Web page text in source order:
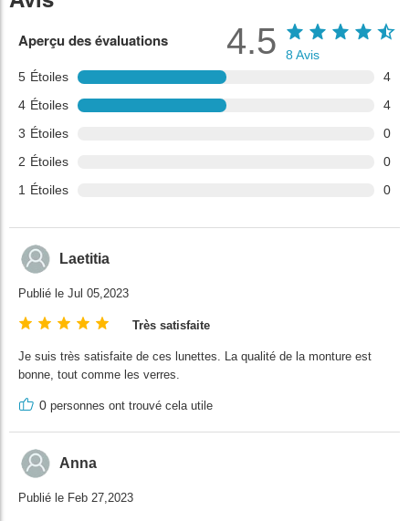
Aperçu des évaluations
5 Étoiles
4
4 Étoiles
4
3 Étoiles
0
2 Étoiles
0
1 Étoiles 0
4.5 8 Avis
Laetitia
Publié le Jul 05,2023
Très satisfaite
Je suis très satisfaite de ces lunettes. La qualité de la monture est
bonne, tout comme les verres.
0 personnes ont trouvé cela utile
Anna
Publié le Feb 27,2023